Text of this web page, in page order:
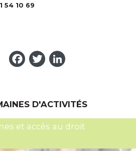
D'ACTIVITÉS
et accès au droit
54 10 69
Facebook
Twitter